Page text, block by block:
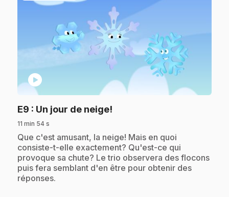
play_circle
E9 : Un jour de neige!
11 min 54 s
.Que c'est amusant, la neige! Mais en quoi
consiste-t-elle exactement? Qu'est-ce qui
provoque sa chute? Le trio observera des flocons
puis fera semblant d'en être pour obtenir des
réponses.